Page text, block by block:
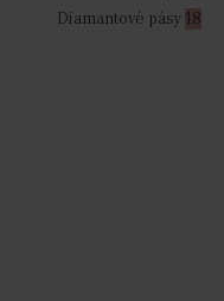
Diamantové pásy 18